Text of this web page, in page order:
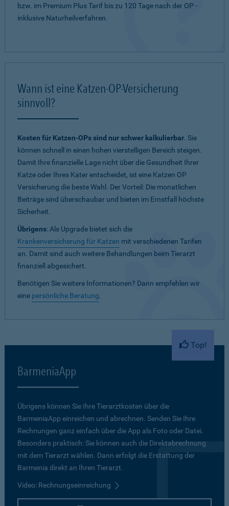
bzw. im Premium Plus Tarif bis zu 120 Tage nach der OP -
inklusive Naturheilverfahren.
Wann ist eine Katzen-OP-Versicherung
sinnvoll?
Kosten für Katzen-OPs sind nur schwer kalkulierbar. Sie
können schnell in einen hohen vierstelligen Bereich steigen.
Damit Ihre finanzielle Lage nicht über die Gesundheit Ihrer
Katze oder Ihres Kater entscheidet, ist eine Katzen OP
Versicherung die beste Wahl. Der Vorteil: Die monatlichen
Beiträge sind überschaubar und bieten im Ernstfall höchste
Sicherheit.
Übrigens: Als Upgrade bietet sich die
Krankenversicherung für Katzen mit verschiedenen Tarifen
an. Damit sind auch weitere Behandlungen beim Tierarzt
finanziell abgesichert.
Benötigen Sie weitere Informationen? Dann empfehlen wir
eine persönliche Beratung.
Top!
BarmeniaApp
Übrigens können Sie Ihre Tierarztkosten über die
BarmeniaApp einreichen und abrechnen. Senden Sie Ihre
Rechnungen ganz einfach über die App als Foto oder Datei.
Besonders praktisch: Sie können auch die Direktabrechnung
mit dem Tierarzt wählen. Dann erfolgt die Erstattung der
Barmenia direkt an Ihren Tierarzt.
Video: Rechnungseinreichung